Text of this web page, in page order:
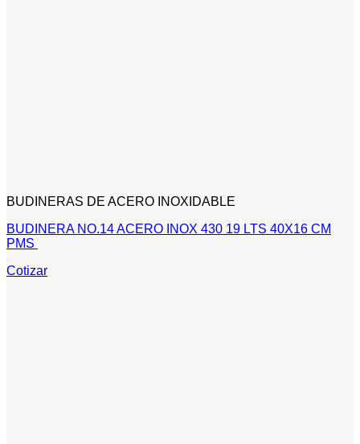
BUDINERAS DE ACERO INOXIDABLE
BUDINERA NO.14 ACERO INOX 430 19 LTS 40X16 CM
PMS
Cotizar